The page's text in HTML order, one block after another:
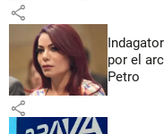
share
por el
Petro
share